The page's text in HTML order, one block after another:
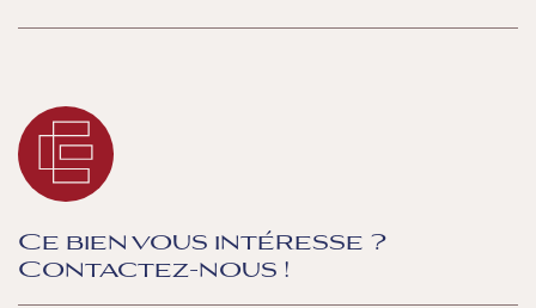
Ce bien vous intéresse ?
Contactez-nous !